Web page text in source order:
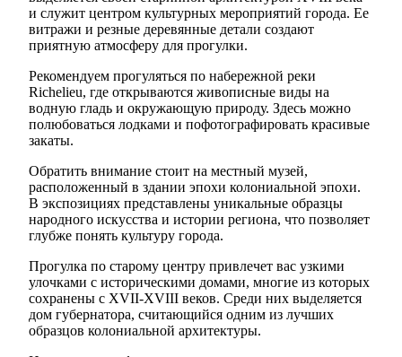
и служит центром культурных мероприятий города. Ее
витражи и резные деревянные детали создают
приятную атмосферу для прогулки.
Рекомендуем прогуляться по набережной реки
Richelieu, где открываются живописные виды на
водную гладь и окружающую природу. Здесь можно
полюбоваться лодками и пофотографировать красивые
закаты.
Обратить внимание стоит на местный музей,
расположенный в здании эпохи колониальной эпохи.
В экспозициях представлены уникальные образцы
народного искусства и истории региона, что позволяет
глубже понять культуру города.
Прогулка по старому центру привлечет вас узкими
улочками с историческими домами, многие из которых
сохранены с XVII-XVIII веков. Среди них выделяется
дом губернатора, считающийся одним из лучших
образцов колониальной архитектуры.